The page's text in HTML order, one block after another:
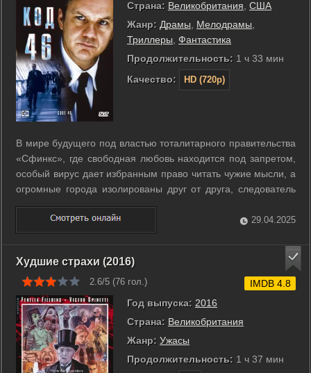
Страна: Великобритания, США
Жанр: Драмы, Мелодрамы,
Триллеры, Фантастика
Продолжительность: 1 ч 33 мин
Качество:
HD (720p)
В мире будущего под властью тоталитарного правительства
«Сфинкс», где свободная любовь находится под запретом,
особый вирус дает избранным право читать чужие мысли, а
огромные города изолированы друг от друга, следователь
Уильям отправляется в Шанхай, чтобы выяснить, кто
занимается незаконной выдачей пропусков для
путешествий из города в город. ...
29.04.2025
Худшие страхи (2016)
2.6/5 (76 гол.)
Год выпуска: 2016
Страна: Великобритания
Жанр: Ужасы
Продолжительность: 1 ч 37 мин
IMDB 4.8